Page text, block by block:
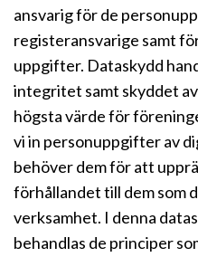
ansvarig för de
registeransvarige samt
uppgifter. Dataskydd
integritet samt skyddet
högsta värde för
vi in personuppgifter av
behöver dem för att
förhållandet till dem som
verksamhet. I denna
behandlas de principer